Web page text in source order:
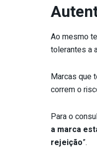
Ao mesmo
tolerantes a
Marcas que
correm o
Para o
a marca
rejeição”.